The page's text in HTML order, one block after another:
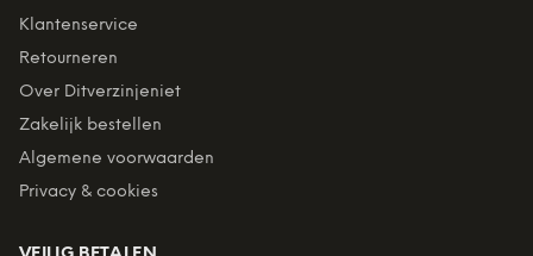
Klantenservice
Retourneren
Over Ditverzinjeniet
Zakelijk bestellen
Algemene voorwaarden
Privacy & cookies